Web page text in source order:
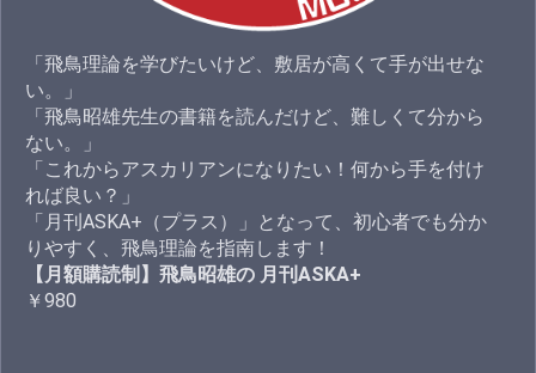
「飛鳥理論を学びたいけど、敷居が高くて手が出せな
い。」
「飛鳥昭雄先生の書籍を読んだけど、難しくて分から
ない。」
「これからアスカリアンになりたい！何から手を付け
れば良い？」
「月刊ASKA+（プラス）」となって、初心者でも分か
りやすく、飛鳥理論を指南します！
【月額購読制】飛鳥昭雄の 月刊ASKA+
￥980